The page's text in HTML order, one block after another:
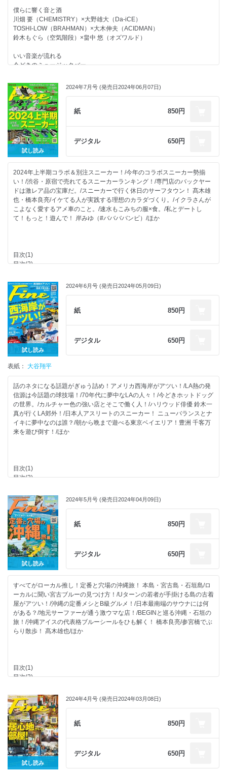
もし、理想のあの娘と遊べたら。
河内裕里
ほか
芸人・みちおのタランティーノ♡愛
座談会から導く女性がリアルに見てるもの。
これを見たら、スノボやスキーに行きたくなる。
日本市場でABEMAが成功したワケは?
スキマ時間で楽しめるショート映画の世界。
スマホ時代の新たな主流!? 縦型映画って何?
イクラさんがこよなく愛するアメ車のこと。
1965 シボレー コルベット C2
もし、理想のあの娘と遊べたら。
FILE #2 榎原依那
ほか
僕らに響く音と酒
川畑 要（CHEMISTRY）×大野雄大（Da-iCE）
TOSHI-LOW（BRAHMAN）×大木伸夫（ACIDMAN）
鈴木もぐら（空気階段）×畠中 悠（オズワルド）
いい音楽が流れる
今どきのミュージックバー。
アーティストが語る、音楽と酒。
ハナレグミ／YONA YONA WEEKENDERS／CHICO CARLITO
3枚のレコードで各地の店を知る。
ローカルがハマるいい音の場所。
札幌／松本／名古屋／京都／大阪／福岡／沖縄
芸人・永野のYouTubeチャンネルとのコラボ企画開催。
ゴッホより普通にロックが好き!
こだわりの逸品で、音楽ライフを格上げ!
日常的に使えるギアで最高の音楽を!
Night Tempo
第8回Fineメンズ美容大賞!
お酒がうまくなる音楽醸造の世界。
“敷居が低く奥が深い”タワーヴァイナルがアツい。
人が集まる渋谷店と関西での新たな挑戦!
音楽とビールという最高の組み合わせ！
売り子の笑顔に癒やされて。
HMVレコードショップ 渋谷の初代店長が語る!
急成長のレコードに今、注力するワケ。
ほか
試し読み
2024年7月号 (発売日2024年06月07日)
紙 850円
デジタル 650円
2024年上半期コラボ＆別注スニーカー！/今年のコラボスニーカー勢揃
い！/渋谷・原宿で売れてるスニーカーランキング！/専門店のバックヤー
ドは激レア品の宝庫だ。/スニーカーで行く休日のサーフタウン！ 髙木雄
也・橋本良亮/イケてる人が実践する理想のカラダづくり。/イクラさんが
こよなく愛するアメ車のこと。/速水もこみちの服×食。/私とデートし
て！もっと！遊んで！ 岸みゆ（#ババババンビ）/ほか
目次(1)
目次(2)
2024上半期コラボ＆別注スペシャルティスニーカー。
コラボスニーカーで上半期を振り返る。
渋谷・原宿で売れてるスニーカーランキング！
コレクターが絶対に 手放さないスニーカー。
専門店のバックヤードは激レア品の宝庫だ。
あの人が絶対に売らない靴とは？
ロンハーマンが手掛ける新コンセプトストアって？
スニーカーで行く休日のサーフタウン！
アクティブな僕らの夏にはちょい短め＆ワイドがいい！
ナイキのノベルティっていつ見てもユニーク！
FineなMOVIE
速水もこみちの服×食。
漫画 東京カンミナーレ
今どきサーファーのONとOFF!
イケてる人が実践する理想のカラダづくり。
パリ五輪アスリート Vol.6 根附海龍
イクラさんがこよなく愛するアメ車のこと。
自転車でお洒落に街クルーズ！【下北沢】
SHOP LIST
刊行形態変更のお知らせ
次号予告/海オトコのための今月のSHOP
【デジタル特典】岸みゆと僕の妄想水着デート
【デジタル特典】スニーカーのココが好きだ！
【デジタル特典】スニーカー大図鑑！
試し読み
2024年6月号 (発売日2024年05月09日)
紙 850円
デジタル 650円
表紙： 大谷翔平
話のネタになる話題がぎゅう詰め！アメリカ西海岸がアツい！/LA熱の発
信源は今話題の球技場！/70年代に夢中なLAの人々！/今どきホットドッグ
の世界。/カルチャー色の強い店とそこで働く人！/ハリウッド俳優 鈴木一
真が行くLA郊外！/日本人アスリートのスニーカー！ ニューバランスとナ
イキに夢中なのは誰？/朝から晩まで遊べる東京ベイエリア！豊洲 千客万
来を遊び倒す！/ほか
目次(1)
目次(2)
日本人アスリートのスニーカーに注目！
カルチャー色の強い店とそこで働く人！
原宿にデウスが戻ってきた。
1度は訪れたいLA郊外の魅力！
パタゴニアのイラストを描いているのは誰？
LAの横乗り好きは70sや個性的がお好き。
今どきホットドッグの世界。
五十嵐カノアとその家族のカリフォルニアやサーフィンとの繋がり！
真っ黒のボードが話題になった１日。
豊洲 千客万来を遊び倒す！
海辺のアーバンシティは朝から晩まで遊べる！
FineなMOVIE
速水もこみちの服×食【ギミックシャツ×ビーツのリゾット】
漫画 東京カンミナーレ
COLLECTION to COLLECTION
私とデートして！もっと！遊んで！【福留光帆】
海を眺めながら極上のランチに舌鼓！
自転車でお洒落に街クルーズ！【元住吉】
FINEST THINGS
SHOP LIST
Fine INFORMATION
男のキャンプめし。【ガツンと食べ応えおｎあるブロッコリーチキンパエ
リア！】
次号予告／海オトコのための今月のSHOP
【デジタル特典】福留光帆と僕の妄想水着デート。
試し読み
2024年5月号 (発売日2024年04月09日)
紙 850円
デジタル 650円
すべてがローカル推し！定番と穴場の沖縄旅！ 本島・宮古島・石垣島/ロ
ーカルに聞い宮古ブルーの見つけ方！/Uターンの若者が手掛ける島の古着
屋がアツい！/沖縄の定番メシとB級グルメ！/日本最南端のサウナには何
がある？/地元サーファーが通う激ウマな店！/BEGINと巡る沖縄・石垣の
旅！/沖縄アイスの代表格ブルーシールをひも解く！ 橋本良亮/参宮橋でぶ
らり散歩！ 髙木雄也/ほか
目次(1)
目次(2)
海でも街でもこの1足で！
すべてがローカル推し！ 定番と穴場の沖縄旅！
宮古ブルーと石垣ブルーの定番と穴場スポット！
旅のルートにねじ込みたい、定番メシと島人の推しメシ。
コーレーグースの意外でおいしい使い方。
沖縄サウナ完全攻略。ととのう?は南国でも！
ゆるい島時間の中で触れ合う青い海と心地よい島の人々。
山も海も穴場だらけ神秘的な島を遊び尽くす。
BEGIN・比嘉栄昇が語る僕が大事にしたい石垣島。
試し読み
2024年4月号 (発売日2024年03月08日)
紙 850円
デジタル 650円